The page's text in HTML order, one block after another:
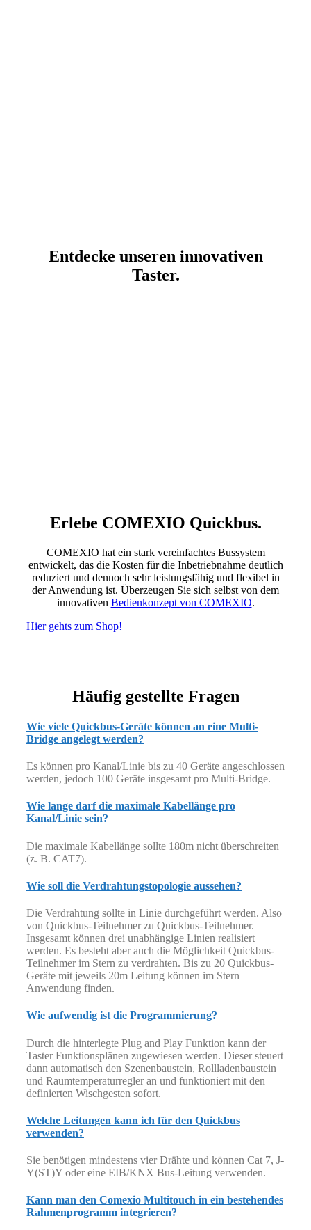
Entdecke unseren innovativen
Taster.
Erlebe COMEXIO Quickbus.
COMEXIO hat ein stark vereinfachtes Bussystem
entwickelt, das die Kosten für die Inbetriebnahme deutlich
reduziert und dennoch sehr leistungsfähig und flexibel in
der Anwendung ist. Überzeugen Sie sich selbst von dem
innovativen Bedienkonzept von COMEXIO.
Hier gehts zum Shop!
Häufig gestellte Fragen
Wie viele Quickbus-Geräte können an eine Multi-
Bridge angelegt werden?
Es können pro Kanal/Linie bis zu 40 Geräte angeschlossen
werden, jedoch 100 Geräte insgesamt pro Multi-Bridge.
Wie lange darf die maximale Kabellänge pro
Kanal/Linie sein?
Die maximale Kabellänge sollte 180m nicht überschreiten
(z. B. CAT7).
Wie soll die Verdrahtungstopologie aussehen?
Die Verdrahtung sollte in Linie durchgeführt werden. Also
von Quickbus-Teilnehmer zu Quickbus-Teilnehmer.
Insgesamt können drei unabhängige Linien realisiert
werden. Es besteht aber auch die Möglichkeit Quickbus-
Teilnehmer im Stern zu verdrahten. Bis zu 20 Quickbus-
Geräte mit jeweils 20m Leitung können im Stern
Anwendung finden.
Wie aufwendig ist die Programmierung?
Durch die hinterlegte Plug and Play Funktion kann der
Taster Funktionsplänen zugewiesen werden. Dieser steuert
dann automatisch den Szenenbaustein, Rollladenbaustein
und Raumtemperaturregler an und funktioniert mit den
definierten Wischgesten sofort.
Welche Leitungen kann ich für den Quickbus
verwenden?
Sie benötigen mindestens vier Drähte und können Cat 7, J-
Y(ST)Y oder eine EIB/KNX Bus-Leitung verwenden.
Kann man den Comexio Multitouch in ein bestehendes
Rahmenprogramm integrieren?